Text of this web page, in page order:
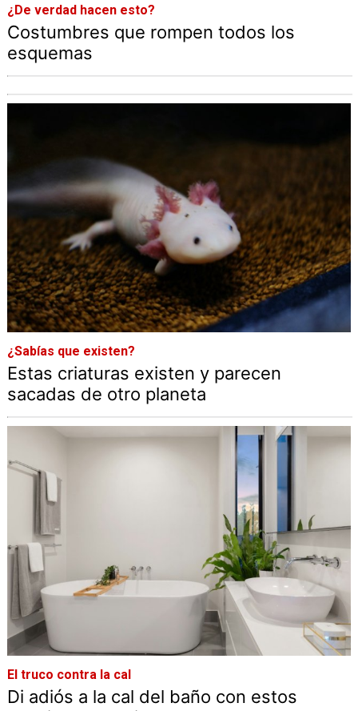
¿De verdad hacen esto?
Costumbres que rompen todos los
esquemas
¿Sabías que existen?
Estas criaturas existen y parecen
sacadas de otro planeta
El truco contra la cal
Di adiós a la cal del baño con estos